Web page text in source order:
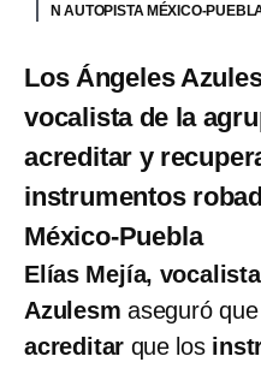
N AUTOPISTA MÉXICO-
Los Ángeles
vocalista de la
acreditar y
instrumentos
México-Puebla
Elías Mejía,
Azulesmaseguró
acreditar que los